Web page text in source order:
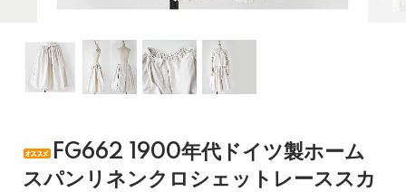
FG662 1900年代ドイツ製ホーム
スパンリネンクロシェットレーススカ